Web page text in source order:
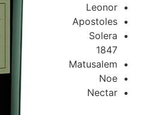
Leonor
Apostoles
Solera
1847
Matusalem
Noe
Nectar